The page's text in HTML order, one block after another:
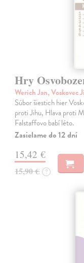
Hry
Werich Jan, Voskovec
Súbor šiestich hier
proti Jihu, Hlava proti
Falstaffovo babí léto.
Zasielame do 12 dní
15,42 €
15,90 € ?